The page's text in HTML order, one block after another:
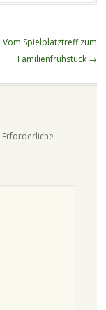
Vom Spielplatztreff zum
Familienfrühstück →
Erforderliche